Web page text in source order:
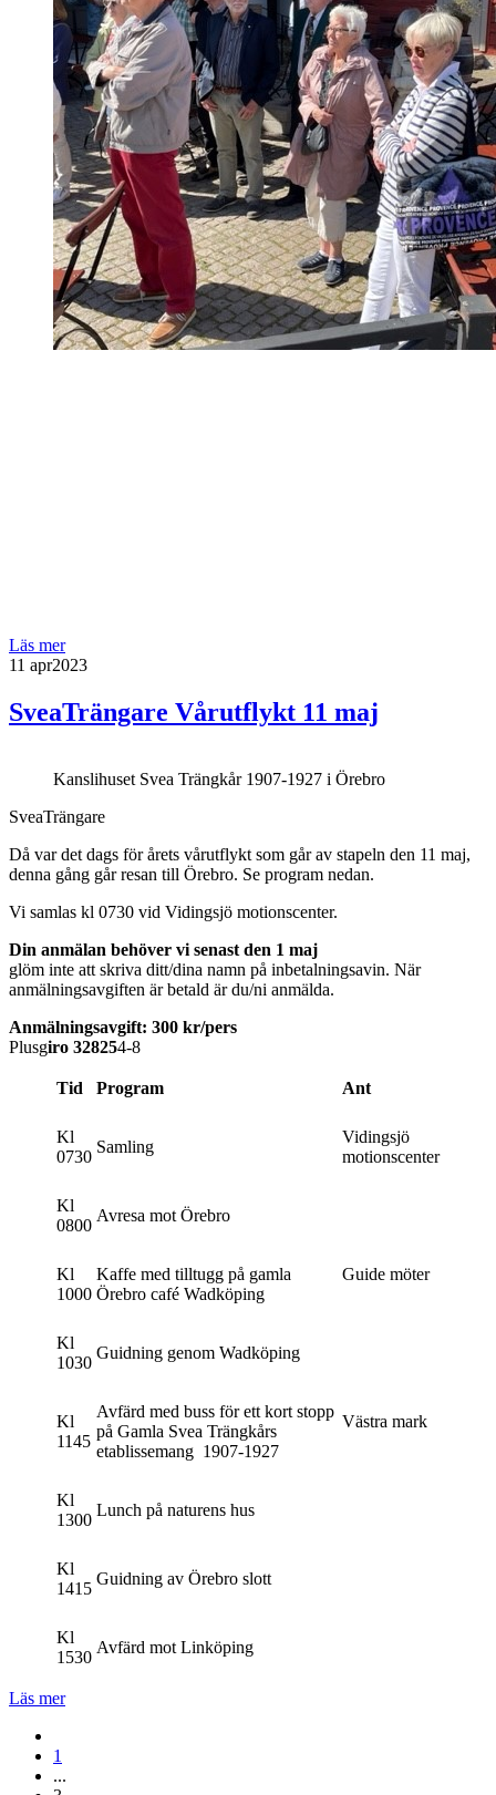
Läs mer
11 apr2023
SveaTrängare Vårutflykt 11 maj
Kanslihuset Svea Trängkår 1907-1927 i Örebro
SveaTrängare
Då var det dags för årets vårutflykt som går av stapeln den 11 maj,
denna gång går resan till Örebro. Se program nedan.
Vi samlas kl 0730 vid Vidingsjö motionscenter.
Din anmälan behöver vi senast den 1 maj
glöm inte att skriva ditt/dina namn på inbetalningsavin. När
anmälningsavgiften är betald är du/ni anmälda.
Anmälningsavgift: 300 kr/pers
Plusgiro 328254-8
Tid Program Ant
Kl
0730
Samling
Vidingsjö
motionscenter
Kl
0800
Avresa mot Örebro
Kl
1000
Kaffe med tilltugg på gamla
Örebro café Wadköping
Guide möter
Kl
1030
Guidning genom Wadköping
Kl
1145
Avfärd med buss för ett kort stopp
på Gamla Svea Trängkårs
etablissemang 1907-1927
Västra mark
Kl
1300
Lunch på naturens hus
Kl
1415
Guidning av Örebro slott
Kl
1530
Avfärd mot Linköping
Läs mer
1
...